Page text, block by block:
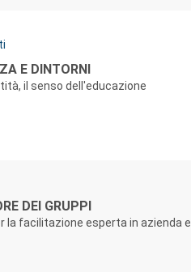
E DINTORNI
il senso dell'educazione
DEI GRUPPI
la facilitazione esperta in azienda e